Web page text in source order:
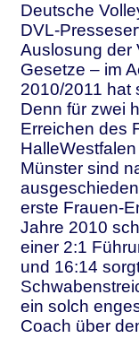
Deutsche
DVL-
Auslosung der
Gesetze – im
2010/2011 hat
Denn für zwei
Erreichen des
Münster sind
erste Frauen-
Jahre 2010
einer 2:1
und 16:14
ein solch
Coach über